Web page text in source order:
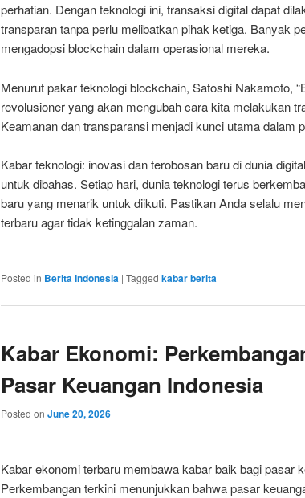
perhatian. Dengan teknologi ini, transaksi digital dapat
transparan tanpa perlu melibatkan pihak ketiga. Banyak
mengadopsi blockchain dalam operasional mereka.
Menurut pakar teknologi blockchain, Satoshi Nakamoto,
revolusioner yang akan mengubah cara kita melakukan
Keamanan dan transparansi menjadi kunci utama dalam
Kabar teknologi: inovasi dan terobosan baru di dunia
untuk dibahas. Setiap hari, dunia teknologi terus
baru yang menarik untuk diikuti. Pastikan Anda selalu
terbaru agar tidak ketinggalan zaman.
Posted in Berita Indonesia | Tagged kabar berita
Kabar Ekonomi:
Pasar Keuangan Indonesia
Posted on June 20, 2026
Kabar ekonomi terbaru membawa kabar baik bagi pasar
Perkembangan terkini menunjukkan bahwa pasar